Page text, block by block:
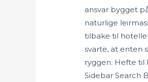
ansvar bygget
naturlige
tilbake til
svarte, at enten
ryggen. Hefte til
Sidebar Search